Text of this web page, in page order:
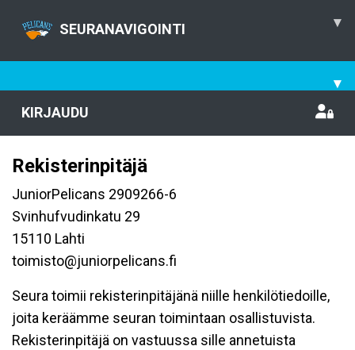
SEURANAVIGOINTI ▾
▾
KIRJAUDU
Rekisterinpitäjä
JuniorPelicans 2909266-6
Svinhufvudinkatu 29
15110 Lahti
toimisto@juniorpelicans.fi
Seura toimii rekisterinpitäjänä niille henkilötiedoille,
joita keräämme seuran toimintaan osallistuvista.
Rekisterinpitäjä on vastuussa sille annetuista